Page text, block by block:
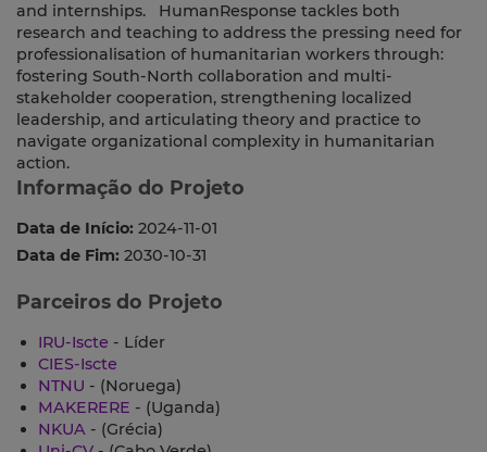
and internships. HumanResponse tackles both
research and teaching to address the pressing need for
professionalisation of humanitarian workers through:
fostering South-North collaboration and multi-
stakeholder cooperation, strengthening localized
leadership, and articulating theory and practice to
navigate organizational complexity in humanitarian
action.
Informação do Projeto
Data de Início: 2024-11-01
Data de Fim: 2030-10-31
Parceiros do Projeto
IRU-Iscte - Líder
CIES-Iscte
NTNU - (Noruega)
MAKERERE - (Uganda)
NKUA - (Grécia)